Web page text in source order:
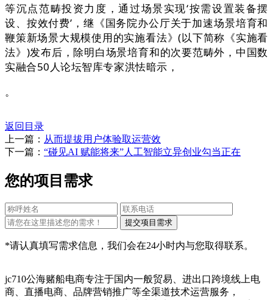
等沉点范畴投资力度，通过场景实现‘按需设置装备摆
设、按效付费’，继《国务院办公厅关于加速场景培育和
鞭策新场景大规模使用的实施看法》(以下简称《实施看
法》)发布后，除明白场景培育和的次要范畴外，中国数
实融合50人论坛智库专家洪怯暗示，
。
返回目录
上一篇： 从而提拔用户体验取运营效
下一篇： “碰见AI 赋能将来”人工智能立异创业勾当正在
您的项目需求
*请认真填写需求信息，我们会在24小时内与您取得联系。
jc710公海赌船电商专注于国内一般贸易、进出口跨境线上电
商、直播电商、品牌营销推广等全渠道技术运营服务，